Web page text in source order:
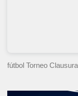
fútbol Torneo Clausura